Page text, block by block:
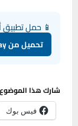
📱 حمل تطبيق
تحميل من Google Play
شارك هذا
فيس بوك